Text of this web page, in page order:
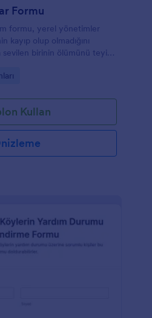
Formu
formu, yerel yönetimler
kayıp olup olmadığını
birinin ölümünü teyit
Kullan